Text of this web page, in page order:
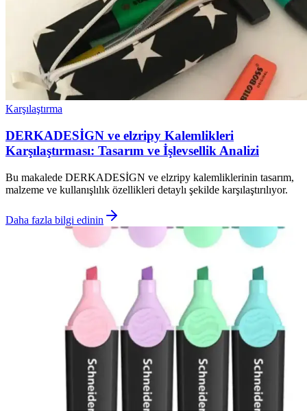
Karşılaştırma
DERKADESİGN ve elzripy Kalemlikleri
Karşılaştırması: Tasarım ve İşlevsellik Analizi
Bu makalede DERKADESİGN ve elzripy kalemliklerinin tasarım,
malzeme ve kullanışlılık özellikleri detaylı şekilde karşılaştırılıyor.
Daha fazla bilgi edinin